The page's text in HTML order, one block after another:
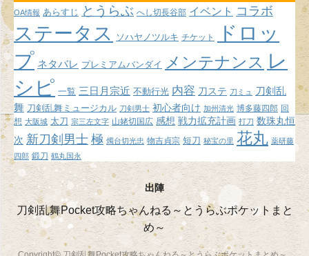
イ
ブ
OA情報 あらすじ とうらぶ へし切長谷部 イベント コラボ
ステータス ソハヤノツルキ チケット
ドロッ
プ ネタバレ プレミアムバンダイ メンテナンス レ
シピ 一覧 三日月宗近 不動行光 内容 刀ステ 刀ミュ
刀剣乱
舞 刀剣乱舞ミュージカル 刀剣男士 初心者向け 加州清光 博多藤四郎 回
想 大阪城 太刀 宗三左文字 山姥切国広 感想 戦力拡充計画 打刀 数珠丸恒
次 新刀剣男士 極 燭台切光忠 物吉貞宗 短刀 秘宝の里 花丸 薬研藤
四郎 鍛刀 鶴丸国永
出陣
刀剣乱舞Pocket攻略ちゃんねる～とうらぶポケットまと
め～